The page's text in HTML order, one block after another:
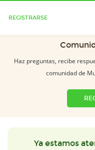
REGISTRARSE
Haz preguntas, recibe
comunidad de
Ya estamos